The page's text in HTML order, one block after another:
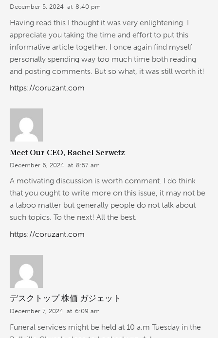
December 5, 2024 at 8:40 pm
Having read this I thought it was very enlightening. I
appreciate you taking the time and effort to put this
informative article together. I once again find myself
personally spending way too much time both reading
and posting comments. But so what, it was still worth it!
https://coruzant.com
Meet Our CEO, Rachel Serwetz
December 6, 2024 at 8:57 am
A motivating discussion is worth comment. I do think
that you ought to write more on this issue, it may not be
a taboo matter but generally people do not talk about
such topics. To the next! All the best.
https://coruzant.com
デスクトップ 株価 ガジェット
December 7, 2024 at 6:09 am
Funeral services might be held at 10 a.m Tuesday in the